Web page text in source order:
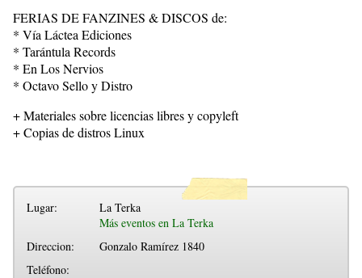
FERIAS DE FANZINES & DISCOS de:
* Vía Láctea Ediciones
* Tarántula Records
* En Los Nervios
* Octavo Sello y Distro
+ Materiales sobre licencias libres y copyleft
+ Copias de distros Linux
Lugar:
La Terka
Más eventos en La Terka
Direccion:
Gonzalo Ramírez 1840
Teléfono: